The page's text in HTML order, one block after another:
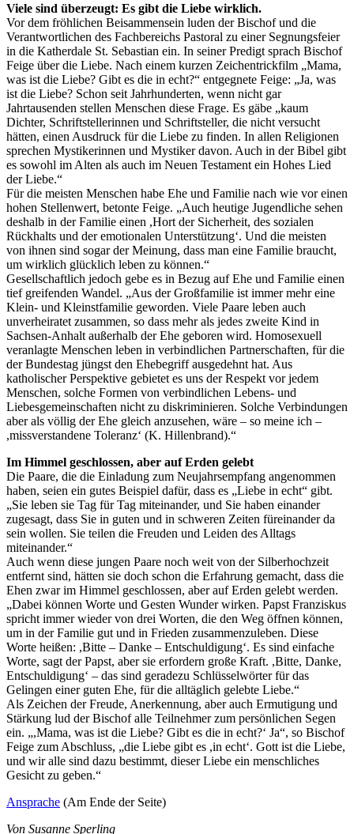
Viele sind überzeugt: Es gibt die Liebe wirklich.
Vor dem fröhlichen Beisammensein luden der Bischof und die
Verantwortlichen des Fachbereichs Pastoral zu einer Segnungsfeier
in die Katherdale St. Sebastian ein. In seiner Predigt sprach Bischof
Feige über die Liebe. Nach einem kurzen Zeichentrickfilm „Mama,
was ist die Liebe? Gibt es die in echt?“ entgegnete Feige: „Ja, was
ist die Liebe? Schon seit Jahrhunderten, wenn nicht gar
Jahrtausenden stellen Menschen diese Frage. Es gäbe „kaum
Dichter, Schriftstellerinnen und Schriftsteller, die nicht versucht
hätten, einen Ausdruck für die Liebe zu finden. In allen Religionen
sprechen Mystikerinnen und Mystiker davon. Auch in der Bibel gibt
es sowohl im Alten als auch im Neuen Testament ein Hohes Lied
der Liebe.“
Für die meisten Menschen habe Ehe und Familie nach wie vor einen
hohen Stellenwert, betonte Feige. „Auch heutige Jugendliche sehen
deshalb in der Familie einen ,Hort der Sicherheit, des sozialen
Rückhalts und der emotionalen Unterstützung‘. Und die meisten
von ihnen sind sogar der Meinung, dass man eine Familie braucht,
um wirklich glücklich leben zu können.“
Gesellschaftlich jedoch gebe es in Bezug auf Ehe und Familie einen
tief greifenden Wandel. „Aus der Großfamilie ist immer mehr eine
Klein- und Kleinstfamilie geworden. Viele Paare leben auch
unverheiratet zusammen, so dass mehr als jedes zweite Kind in
Sachsen-Anhalt außerhalb der Ehe geboren wird. Homosexuell
veranlagte Menschen leben in verbindlichen Partnerschaften, für die
der Bundestag jüngst den Ehebegriff ausgedehnt hat. Aus
katholischer Perspektive gebietet es uns der Respekt vor jedem
Menschen, solche Formen von verbindlichen Lebens- und
Liebesgemeinschaften nicht zu diskriminieren. Solche Verbindungen
aber als völlig der Ehe gleich anzusehen, wäre – so meine ich –
,missverstandene Toleranz‘ (K. Hillenbrand).“
Im Himmel geschlossen, aber auf Erden gelebt
Die Paare, die die Einladung zum Neujahrsempfang angenommen
haben, seien ein gutes Beispiel dafür, dass es „Liebe in echt“ gibt.
„Sie leben sie Tag für Tag miteinander, und Sie haben einander
zugesagt, dass Sie in guten und in schweren Zeiten füreinander da
sein wollen. Sie teilen die Freuden und Leiden des Alltags
miteinander.“
Auch wenn diese jungen Paare noch weit von der Silberhochzeit
entfernt sind, hätten sie doch schon die Erfahrung gemacht, dass die
Ehen zwar im Himmel geschlossen, aber auf Erden gelebt werden.
„Dabei können Worte und Gesten Wunder wirken. Papst Franziskus
spricht immer wieder von drei Worten, die den Weg öffnen können,
um in der Familie gut und in Frieden zusammenzuleben. Diese
Worte heißen: ,Bitte – Danke – Entschuldigung‘. Es sind einfache
Worte, sagt der Papst, aber sie erfordern große Kraft. ,Bitte, Danke,
Entschuldigung‘ – das sind geradezu Schlüsselwörter für das
Gelingen einer guten Ehe, für die alltäglich gelebte Liebe.“
Als Zeichen der Freude, Anerkennung, aber auch Ermutigung und
Stärkung lud der Bischof alle Teilnehmer zum persönlichen Segen
ein. „,Mama, was ist die Liebe? Gibt es die in echt?‘ Ja“, so Bischof
Feige zum Abschluss, „die Liebe gibt es ,in echt‘. Gott ist die Liebe,
und wir alle sind dazu bestimmt, dieser Liebe ein menschliches
Gesicht zu geben.“
Ansprache (Am Ende der Seite)
Von Susanne Sperling